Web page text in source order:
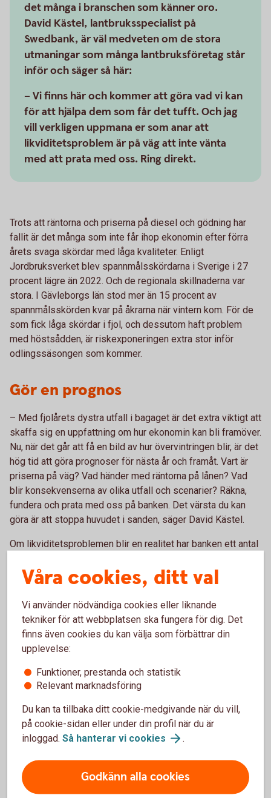
det många i branschen som känner oro.
David Kästel, lantbruksspecialist på
Swedbank, är väl medveten om de stora
utmaningar som många lantbruksföretag står
inför och säger så här:
– Vi finns här och kommer att göra vad vi kan
för att hjälpa dem som får det tufft. Och jag
vill verkligen uppmana er som anar att
likviditetsproblem är på väg att inte vänta
med att prata med oss. Ring direkt.
Trots att räntorna och priserna på diesel och gödning har
fallit är det många som inte får ihop ekonomin efter förra
årets svaga skördar med låga kvaliteter. Enligt
Jordbruksverket blev spannmålsskördarna i Sverige i 27
procent lägre än 2022. Och de regionala skillnaderna var
stora. I Gävleborgs län stod mer än 15 procent av
spannmålsskörden kvar på åkrarna när vintern kom. För de
som fick låga skördar i fjol, och dessutom haft problem
med höstsådden, är riskexponeringen extra stor inför
odlingssäsongen som kommer.
Gör en prognos
– Med fjolårets dystra utfall i bagaget är det extra viktigt att
skaffa sig en uppfattning om hur ekonomin kan bli framöver.
Nu, när det går att få en bild av hur övervintringen blir, är det
hög tid att göra prognoser för nästa år och framåt. Vart är
priserna på väg? Vad händer med räntorna på lånen? Vad
blir konsekvenserna av olika utfall och scenarier? Räkna,
fundera och prata med oss på banken. Det värsta du kan
göra är att stoppa huvudet i sanden, säger David Kästel.
Om likviditetsproblemen blir en realitet har banken ett antal
– Vilka lösningar som passar beror givetvis på
likviditetslån, EU-krediter och eventuella
amorteringsbefrielser. Men oavsett hur lösning ser ut blir
den bättre för dig ju tidigare vi kommer in i bilden, säger
han.
Lantbruksspecialister
Prata med bankens lantbruksspecialister. De finns
över hela landet.
Våra cookies, ditt val
Vi använder nödvändiga cookies eller liknande
tekniker för att webbplatsen ska fungera för dig. Det
finns även cookies du kan välja som förbättrar din
upplevelse:
Funktioner, prestanda och statistik
Relevant marknadsföring
Du kan ta tillbaka ditt cookie-medgivande när du vill,
på cookie-sidan eller under din profil när du är
inloggad. Så hanterar vi cookies .
Godkänn alla cookies